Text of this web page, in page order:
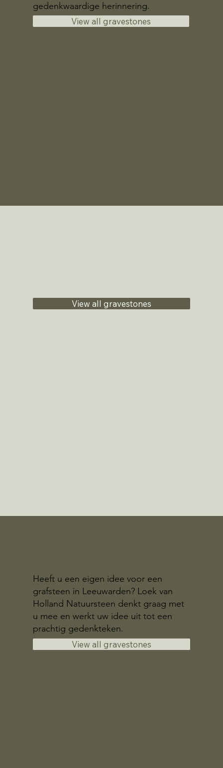
gedenkwaardige herinnering.
View all gravestones
View all gravestones
Heeft u een eigen idee voor een
grafsteen in Leeuwarden? Loek van
Holland Natuursteen denkt graag met
u mee en werkt uw idee uit tot een
prachtig gedenkteken.
View all gravestones